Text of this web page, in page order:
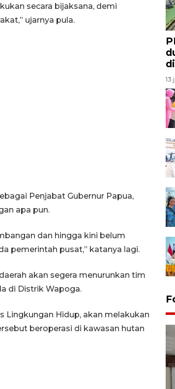
secara bijaksana, demi
ujarnya pula.
Penjabat Gubernur Papua,
apa pun.
dan hingga kini belum
pemerintah pusat,” katanya lagi.
akan segera menurunkan tim
di Distrik Wapoga.
Lingkungan Hidup, akan melakukan
beroperasi di kawasan hutan
13